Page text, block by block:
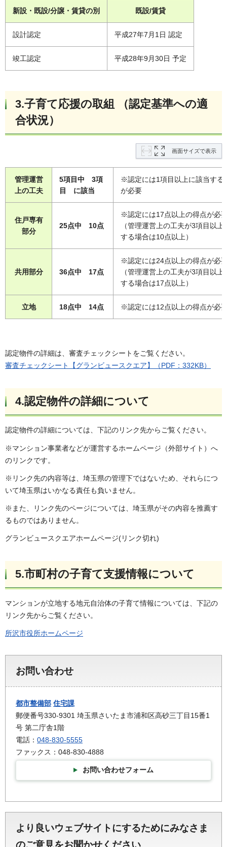
新設・既設/分譲・賃貸の別 既設/賃貸
設計認定 平成27年7月1日 認定
竣工認定 平成28年9月30日 予定
3.子育て応援の取組 （認定基準への適
合状況）
画面サイズで表示
管理運営
上の工夫
5項目中 3項
目 に該当
※認定には1項目以上に該当する
が必要
住戸専有
部分
25点中 10点
※認定には17点以上の得点が必
（管理運営上の工夫が3項目以上
する場合は10点以上）
共用部分 36点中 17点
※認定には24点以上の得点が必
（管理運営上の工夫が3項目以上
する場合は17点以上）
立地 18点中 14点 ※認定には12点以上の得点が必
認定物件の詳細は、審査チェックシートをご覧ください。
審査チェックシート【グランビュースクエア】（PDF：332KB）
4.認定物件の詳細について
認定物件の詳細については、下記のリンク先からご覧ください。
※マンション事業者などが運営するホームページ（外部サイト）へ
のリンクです。
※リンク先の内容等は、埼玉県の管理下ではないため、それらにつ
いて埼玉県はいかなる責任も負いません。
※また、リンク先のページについては、埼玉県がその内容を推薦す
るものではありません。
グランビュースクエアホームページ(リンク切れ)
5.市町村の子育て支援情報について
マンションが立地する地元自治体の子育て情報については、下記の
リンク先からご覧ください。
所沢市役所ホームページ
お問い合わせ
都市整備部 住宅課
郵便番号330-9301 埼玉県さいたま市浦和区高砂三丁目15番1
号 第二庁舎1階
電話： 048-830-5555
ファックス：048-830-4888
お問い合わせフォーム
より良いウェブサイトにするためにみなさま